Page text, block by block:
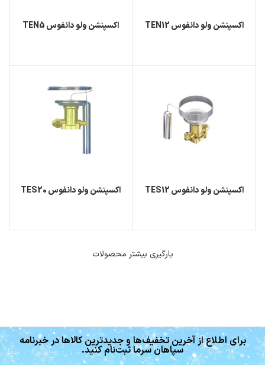
اکسپنشن ولو دانفوس TEN12 اکسپنشن ولو دانفوس TEN5
اکسپنشن ولو دانفوس TES12 اکسپنشن ولو دانفوس TES20
بارگیری بیشتر محصولات
برای اطلاع از آخرین تخفیف‌ها و جدیدترین کالاها در خبرنامه
سپاهان سرما ثبت‌نام کنید.